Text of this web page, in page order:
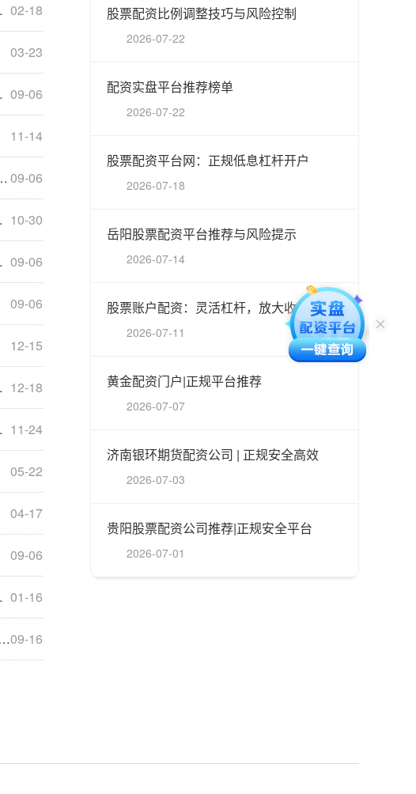
02-18
03-23
09-06
11-14
09-06
10-30
09-06
09-06
12-15
12-18
11-24
05-22
04-17
09-06
01-16
09-16
股票配资比例调整技巧与风险控制
2026-07-22
配资实盘平台推荐榜单
2026-07-22
股票配资平台网：正规低息杠杆开户
2026-07-18
岳阳股票配资平台推荐与风险提示
2026-07-14
股票账户配资：灵活杠杆，放大收益
2026-07-11
黄金配资门户|正规平台推荐
2026-07-07
济南银环期货配资公司 | 正规安全高效
2026-07-03
贵阳股票配资公司推荐|正规安全平台
2026-07-01